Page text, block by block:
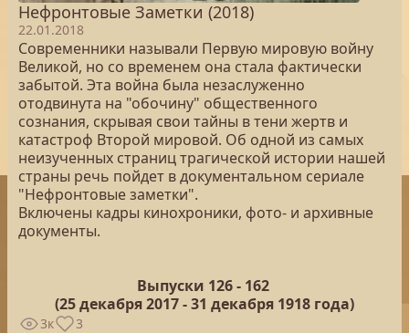
Нефронтовые Заметки (2018)
22.01.2018
Современники называли Первую мировую войну
Великой, но со временем она стала фактически
забытой. Эта война была незаслуженно
отодвинута на "обочину" общественного
сознания, скрывая свои тайны в тени жертв и
катастроф Второй мировой. Об одной из самых
неизученных страниц трагической истории нашей
страны речь пойдет в документальном сериале
"Нефронтовые заметки".
Включены кадры кинохроники, фото- и архивные
документы.
Выпуски 126 - 162
(25декабря 2017 - 31 декабря 1918 года)
3к 3